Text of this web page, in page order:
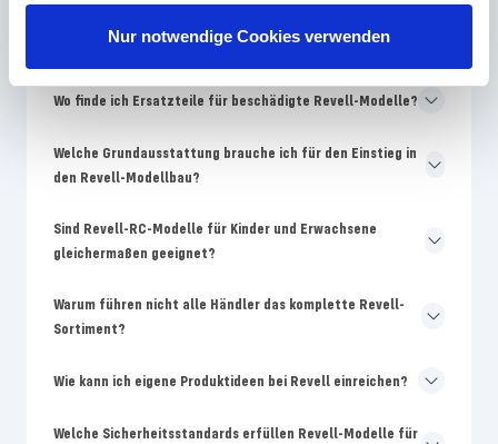
Nur notwendige Cookies verwenden
Bausätze?
Wo finde ich Ersatzteile für beschädigte Revell-Modelle?
Welche Grundausstattung brauche ich für den Einstieg in
den Revell-Modellbau?
Sind Revell-RC-Modelle für Kinder und Erwachsene
gleichermaßen geeignet?
Warum führen nicht alle Händler das komplette Revell-
Sortiment?
Wie kann ich eigene Produktideen bei Revell einreichen?
Welche Sicherheitsstandards erfüllen Revell-Modelle für